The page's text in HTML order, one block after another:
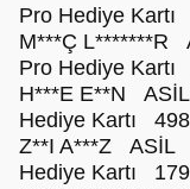
Pro Hediye
M***Ç L*******R
Pro Hediye
H***E E**N
Hediye Kartı
Z**I A***Z ASİL
Hediye Kartı